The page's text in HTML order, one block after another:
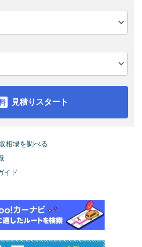
見積りスタート
相場を調べる
イド